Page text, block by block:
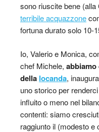
sono riuscite bene
terribile acquazzone
fortuna durato solo 10-
Io, Valerio e Monica,
chef Michele,
della locanda,
uno storico per
influito o meno nel
contenti: siamo
raggiunto il (modesto